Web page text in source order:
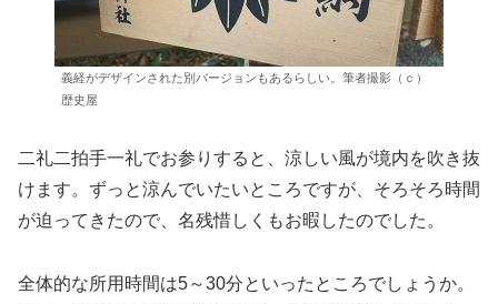
義経がデザインされた別バージョンもあるらしい。筆者撮影（ｃ）
歴史屋
二礼二拍手一礼でお参りすると、涼しい風が境内を吹き抜
けます。ずっと涼んでいたいところですが、そろそろ時間
が迫ってきたので、名残惜しくもお暇したのでした。
全体的な所用時間は5～30分といったところでしょうか。